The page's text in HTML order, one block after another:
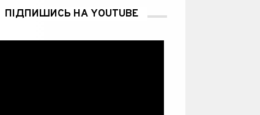
ПІДПИШИСЬ НА YOUTUBE